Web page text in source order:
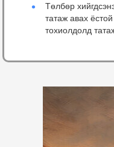
Төлбөр
татаж авах
тохиолдолд